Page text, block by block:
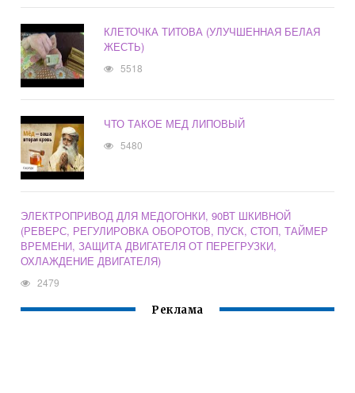
КЛЕТОЧКА ТИТОВА (УЛУЧШЕННАЯ БЕЛАЯ
ЖЕСТЬ)
5518
ЧТО ТАКОЕ МЕД ЛИПОВЫЙ
5480
ЭЛЕКТРОПРИВОД ДЛЯ МЕДОГОНКИ, 90ВТ ШКИВНОЙ
(РЕВЕРС, РЕГУЛИРОВКА ОБОРОТОВ, ПУСК, СТОП, ТАЙМЕР
ВРЕМЕНИ, ЗАЩИТА ДВИГАТЕЛЯ ОТ ПЕРЕГРУЗКИ,
ОХЛАЖДЕНИЕ ДВИГАТЕЛЯ)
2479
Реклама